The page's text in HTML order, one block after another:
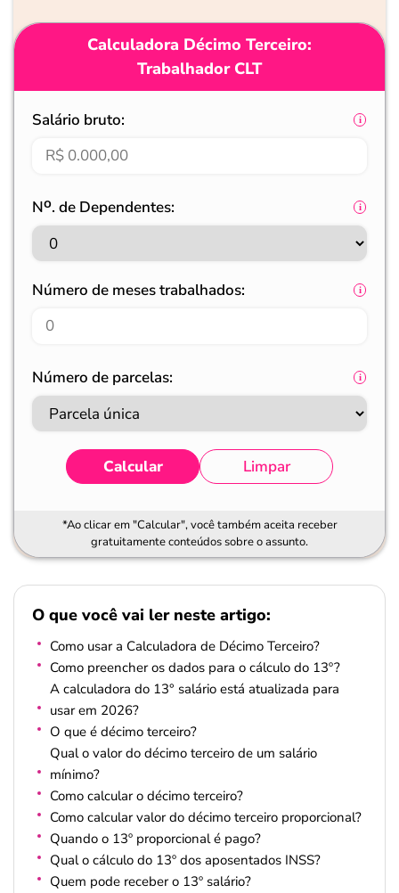
Calculadora Décimo Terceiro:
Trabalhador CLT
Salário bruto:
Nᴼ. de Dependentes:
Número de meses trabalhados:
Número de parcelas:
Calcular Limpar
*Ao clicar em "Calcular", você também aceita receber
gratuitamente conteúdos sobre o assunto.
O que você vai ler neste artigo:
Como usar a Calculadora de Décimo Terceiro?
Como preencher os dados para o cálculo do 13º?
A calculadora do 13° salário está atualizada para
usar em 2026?
O que é décimo terceiro?
Qual o valor do décimo terceiro de um salário
mínimo?
Como calcular o décimo terceiro?
Como calcular valor do décimo terceiro proporcional?
Quando o 13º proporcional é pago?
Qual o cálculo do 13º dos aposentados INSS?
Quem pode receber o 13º salário?